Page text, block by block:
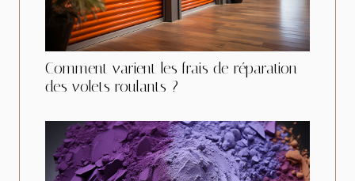
Comment varient les frais de réparation
des volets roulants ?